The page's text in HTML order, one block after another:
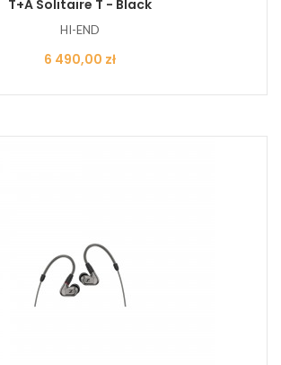
T+A Solitaire T - Black
HI-END
Cena
6 490,00 zł